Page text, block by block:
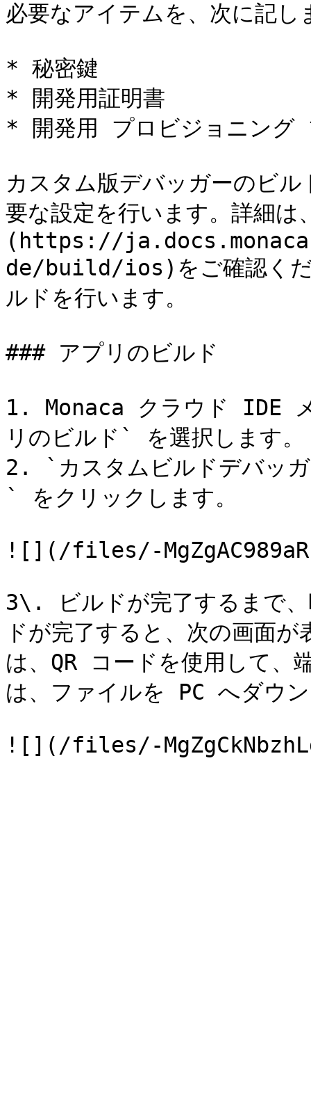
必要なアイテムを、次に記し
* 秘密鍵
* 開発用証明書
* 開発用 プロビジョニング
カスタム版デバッガーのビ
要な設定を行います。詳細
(https://
de/build/ios)をご確認くだ
ルドを行います。
### アプリのビルド
1. Monaca クラウド IDE
リのビルド` を選択します。
2. `カスタムビルドデバッ
` をクリックします。
![](/files/-
3\. ビルドが完了するまで、
ドが完了すると、次の画面
は、QR コードを使用して、
は、ファイルを PC へダウ